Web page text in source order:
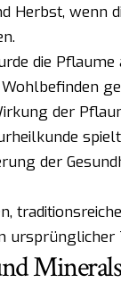
Herbst, wenn
die
der
der